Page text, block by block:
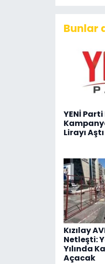
Bunlar
YENİ
Lirayı Aştı
Kızılay
Netleşti:
Yılında
Açacak